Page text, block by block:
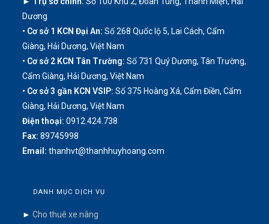
Dương
• Cơ sở 1 KCN Đại An: Số 268 Quốc lộ 5, Lai Cách, Cẩm
Giàng, Hải Dương, Việt Nam
• Cơ sở 2 KCN Tân Trường: Số 731 Quý Dương, Tân Trường,
Cẩm Giàng, Hải Dương, Việt Nam
• Cơ sở 3 gần KCN VSIP: Số 375 Hoàng Xá, Cẩm Điền, Cẩm
Giàng, Hải Dương, Việt Nam
Điện thoại: 0912.424.738
Fax: 89745998
Email: thanhvt@thanhhuyhoang.com
DANH MỤC DỊCH VỤ
►Cho thuê xe nâng